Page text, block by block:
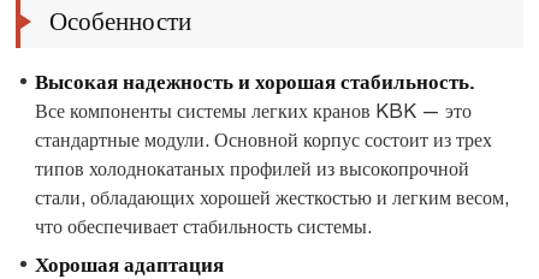
Особенности
Высокая надежность и хорошая стабильность.
Все компоненты системы легких кранов KBK — это
стандартные модули. Основной корпус состоит из трех
типов холоднокатаных профилей из высокопрочной
стали, обладающих хорошей жесткостью и легким весом,
что обеспечивает стабильность системы.
Хорошая адаптация